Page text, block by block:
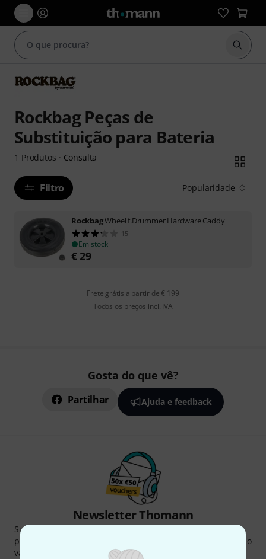
Iniciar
Rockbag Peças de
Substituição para Bateria
1 Produtos · Consulta
Filtro Popularidade
RockbagWheel f.Drummer Hardware Caddy
15
Em stock
€ 29
Frete grátis a partir de € 199
Todos os preços incl. IVA
Gosta do que vê?
Partilhar Ajuda e feedback
Newsletter Thomann
Subscreva a Newsletter da Thomann em inglês e com um
pouco de sorte você poderá ganhar um dos
no
valor de